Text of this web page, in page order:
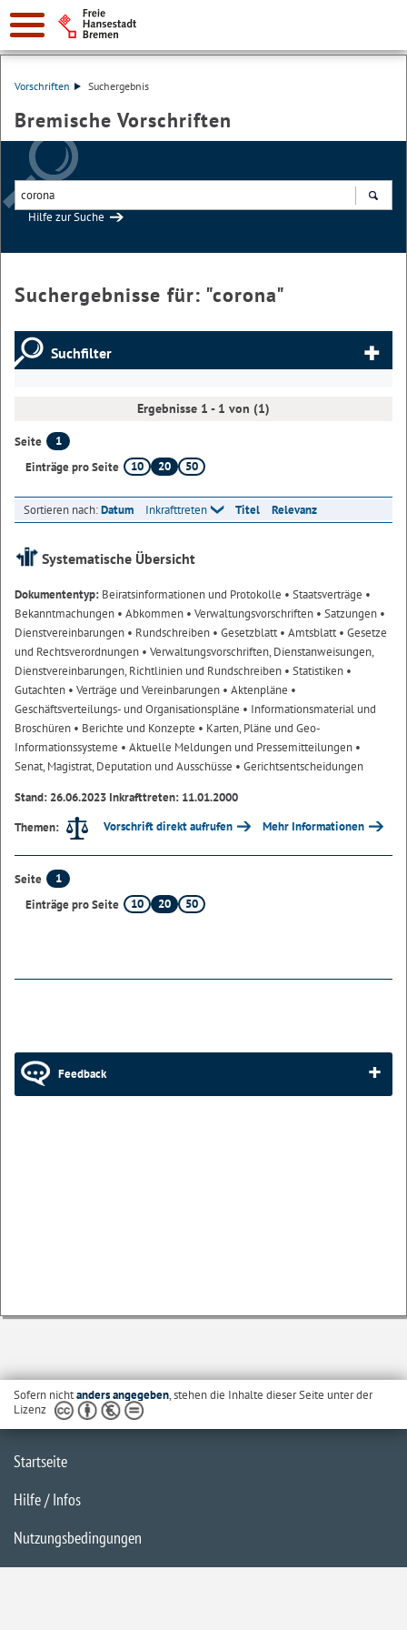
Vorschriften Suchergebnis
Bremische Vorschriften
Hilfe zur Suche
Suchergebnisse für: "corona"
Suchfilter
Ergebnisse 1 - 1 von (1)
Seite
1
Einträge pro Seite
10 20 50
Sortieren nach:Datum Inkrafttreten Titel Relevanz
Systematische Übersicht
Dokumententyp: Beiratsinformationen und Protokolle • Staatsverträge •
Bekanntmachungen • Abkommen • Verwaltungsvorschriften • Satzungen •
Dienstvereinbarungen • Rundschreiben • Gesetzblatt• Amtsblatt• Gesetze
und Rechtsverordnungen • Verwaltungsvorschriften, Dienstanweisungen,
Dienstvereinbarungen, Richtlinien und Rundschreiben • Statistiken •
Gutachten • Verträge und Vereinbarungen • Aktenpläne •
Geschäftsverteilungs- und Organisationspläne • Informationsmaterial und
Broschüren • Berichte und Konzepte • Karten, Pläne und Geo-
Informationssysteme • Aktuelle Meldungen und Pressemitteilungen •
Senat, Magistrat, Deputation und Ausschüsse • Gerichtsentscheidungen
Stand: 26.06.2023 Inkrafttreten: 11.01.2000
Themen:
Vorschrift direkt aufrufen Mehr Informationen
Seite
1
Einträge pro Seite
10 20 50
Feedback
Sofern nichtanders angegeben, stehen die Inhalte dieser Seite unter der
Lizenz
Startseite
Hilfe / Infos
Nutzungsbedingungen